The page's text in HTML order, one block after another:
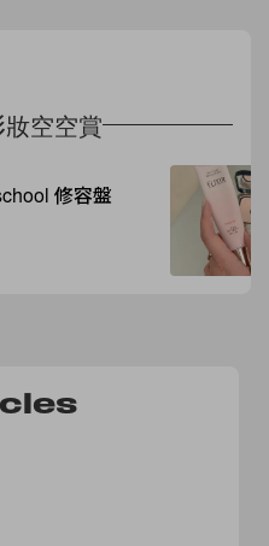
空空賞
修容盤